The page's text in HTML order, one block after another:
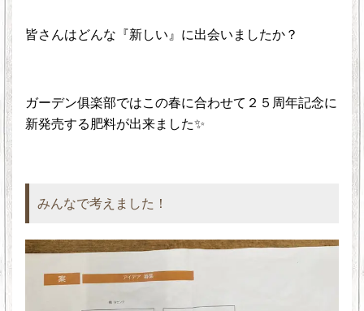
皆さんはどんな『新しい』に出会いましたか？
ガーデン俱楽部ではこの春に合わせて２５周年記念に
新発売する肥料が出来ました✨
みんなで考えました！